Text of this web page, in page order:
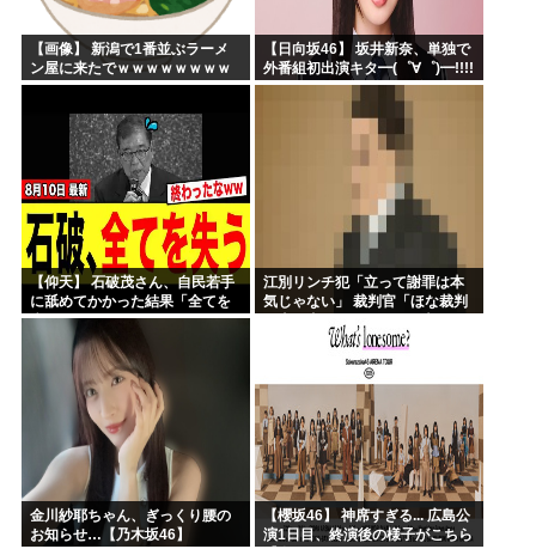
【画像】 新潟で1番並ぶラーメ
ン屋に来たでｗｗｗｗｗｗｗｗ
【日向坂46】 坂井新奈、単独で
外番組初出演キタ━(゜∀゜)━!!!!
【仰天】 石破茂さん、自民若手
に舐めてかかった結果「全てを
失うｗｗｗｗｗ」
江別リンチ犯「立って謝罪は本
気じゃない」 裁判官「ほな裁判
ゃないな」
金川紗耶ちゃん、ぎっくり腰の
お知らせ…【乃木坂46】
【櫻坂46】 神席すぎる... 広島公
演1日目、終演後の様子がこちら